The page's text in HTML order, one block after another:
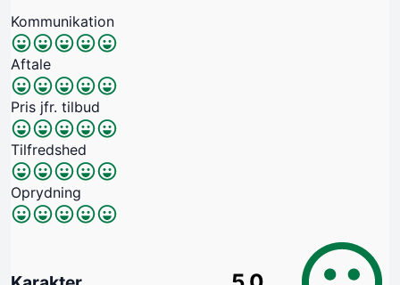
Kommunikation
Aftale
Pris jfr. tilbud
Tilfredshed
Oprydning